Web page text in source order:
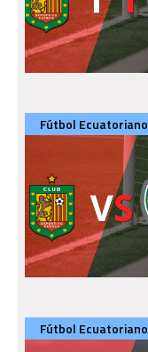
Fútbol Ecuatoriano
Fútbol Ecuatoriano